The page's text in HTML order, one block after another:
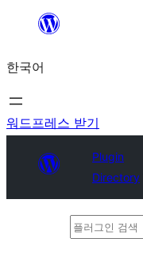
츠
로
바
한국어
워드프레스 받기
Plugin
Directory
플